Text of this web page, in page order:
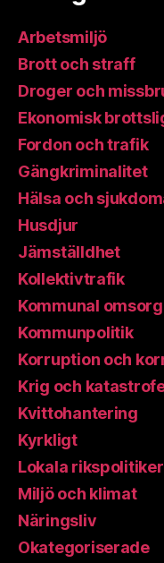
Arbetsmiljö
Brott och straff
Droger och
Ekonomisk
Fordon och trafik
Gängkriminalitet
Hälsa och
Husdjur
Jämställdhet
Kollektivtrafik
Kommunal omsorg
Kommunpolitik
Korruption och
Krig och
Kvittohantering
Kyrkligt
Lokala rikspolitiker
Miljö och klimat
Näringsliv
Okategoriserade